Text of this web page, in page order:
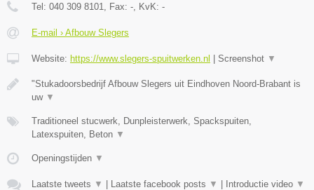
Tel: 040 309 8101 , Fax: - , KvK: -
E-mail › Afbouw Slegers
Website: https://www.slegers-spuitwerken.nl | Screenshot ▼
"Stukadoorsbedrijf Afbouw Slegers uit Eindhoven Noord-Brabant is
uw ▼
Traditioneel stucwerk, Dunpleisterwerk, Spackspuiten,
Latexspuiten, Beton ▼
Openingstijden ▼
Laatste tweets ▼ | Laatste facebook posts ▼ | Introductie video ▼